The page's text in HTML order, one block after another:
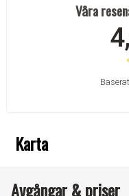
Våra
Karta
Avgångar & priser